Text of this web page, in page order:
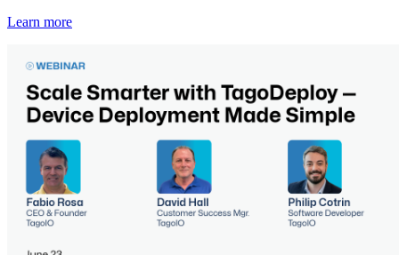
Learn more